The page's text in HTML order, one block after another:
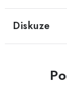
Diskuze